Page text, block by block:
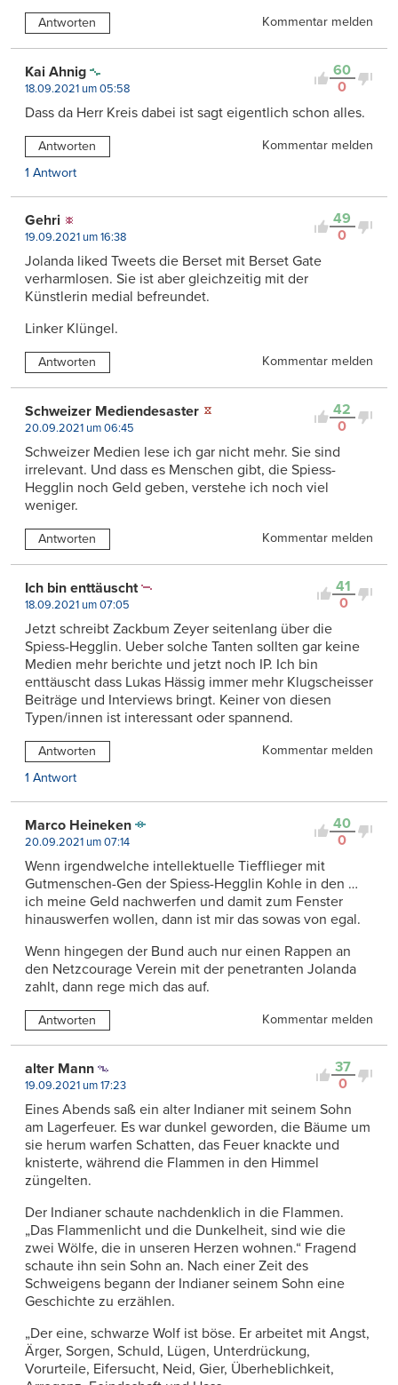
Antworten Kommentar melden
60
0
Kai Ahnig
18.09.2021 um 05:58
Dass da Herr Kreis dabei ist sagt eigentlich schon alles.
Antworten
Kommentar melden
1 Antwort
49
0
Gehri
19.09.2021 um 16:38
Jolanda liked Tweets die Berset mit Berset Gate
verharmlosen. Sie ist aber gleichzeitig mit der
Künstlerin medial befreundet.
Linker Klüngel.
Antworten Kommentar melden
42
0
Schweizer Mediendesaster
20.09.2021 um 06:45
Schweizer Medien lese ich gar nicht mehr. Sie sind
irrelevant. Und dass es Menschen gibt, die Spiess-
Hegglin noch Geld geben, verstehe ich noch viel
weniger.
Antworten Kommentar melden
41
0
Ich bin enttäuscht
18.09.2021 um 07:05
Jetzt schreibt Zackbum Zeyer seitenlang über die
Spiess-Hegglin. Ueber solche Tanten sollten gar keine
Medien mehr berichte und jetzt noch IP. Ich bin
enttäuscht dass Lukas Hässig immer mehr Klugscheisser
Beiträge und Interviews bringt. Keiner von diesen
Typen/innen ist interessant oder spannend.
Antworten
Kommentar melden
1 Antwort
40
0
Marco Heineken
20.09.2021 um 07:14
Wenn irgendwelche intellektuelle Tiefflieger mit
Gutmenschen-Gen der Spiess-Hegglin Kohle in den …
ich meine Geld nachwerfen und damit zum Fenster
hinauswerfen wollen, dann ist mir das sowas von egal.
Wenn hingegen der Bund auch nur einen Rappen an
den Netzcourage Verein mit der penetranten Jolanda
zahlt, dann rege mich das auf.
Antworten Kommentar melden
37
0
alter Mann
19.09.2021 um 17:23
Eines Abends saß ein alter Indianer mit seinem Sohn
am Lagerfeuer. Es war dunkel geworden, die Bäume um
sie herum warfen Schatten, das Feuer knackte und
knisterte, während die Flammen in den Himmel
züngelten.
Der Indianer schaute nachdenklich in die Flammen.
„Das Flammenlicht und die Dunkelheit, sind wie die
zwei Wölfe, die in unseren Herzen wohnen.“ Fragend
schaute ihn sein Sohn an. Nach einer Zeit des
Schweigens begann der Indianer seinem Sohn eine
Geschichte zu erzählen.
„Der eine, schwarze Wolf ist böse. Er arbeitet mit Angst,
Ärger, Sorgen, Schuld, Lügen, Unterdrückung,
Vorurteile, Eifersucht, Neid, Gier, Überheblichkeit,